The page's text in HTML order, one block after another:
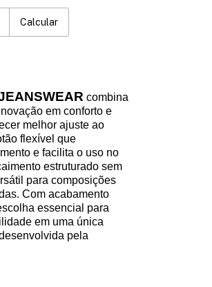
Calcular
combina
em conforto e
melhor ajuste ao
flexível que
e facilita o uso no
estruturado sem
para composições
Com acabamento
essencial para
em uma única
pela